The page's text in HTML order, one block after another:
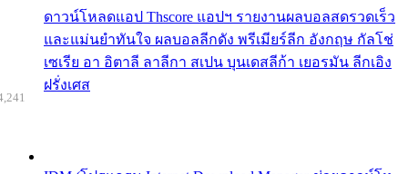
ดาวน์โหลดแอป Thscore แอปฯ รายงานผลบอลสดรวดเร็ว
และแม่นยำทันใจ ผลบอลลีกดัง พรีเมียร์ลีก อังกฤษ กัลโช่
เซเรีย อา อิตาลี ลาลีกา สเปน บุนเดสลีก้า เยอรมัน ลีกเอิง
ฝรั่งเศส